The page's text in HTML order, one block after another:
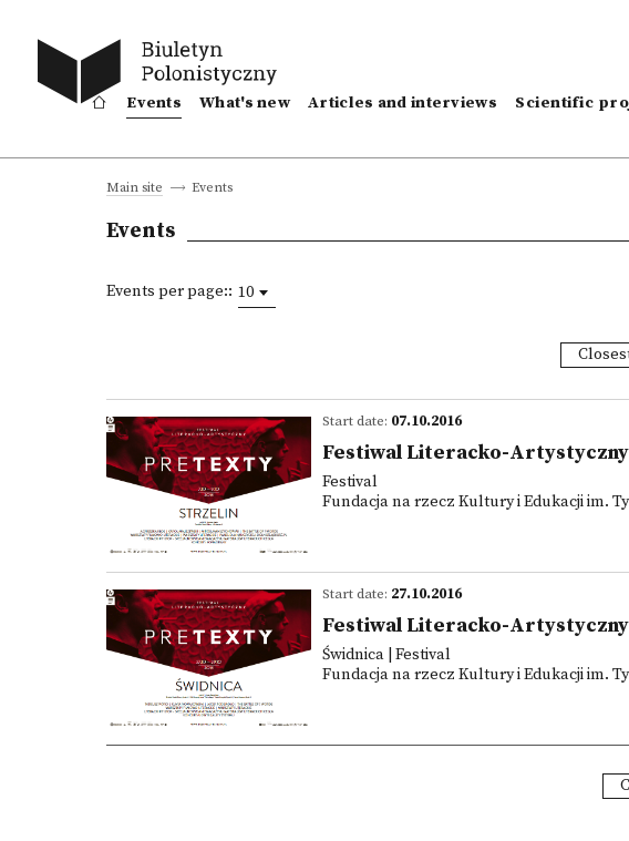
Events What's new Articles and interviews Scientific
Main site Events
Events
Events per page:: 10
Start date: 07.10.2016
Festiwal Literacko-Artystyczny
Festival
Fundacja na rzecz Kultury i Edukacji im.
Start date: 27.10.2016
Festiwal Literacko-Artystyczny
Świdnica | Festival
Fundacja na rzecz Kultury i Edukacji im.